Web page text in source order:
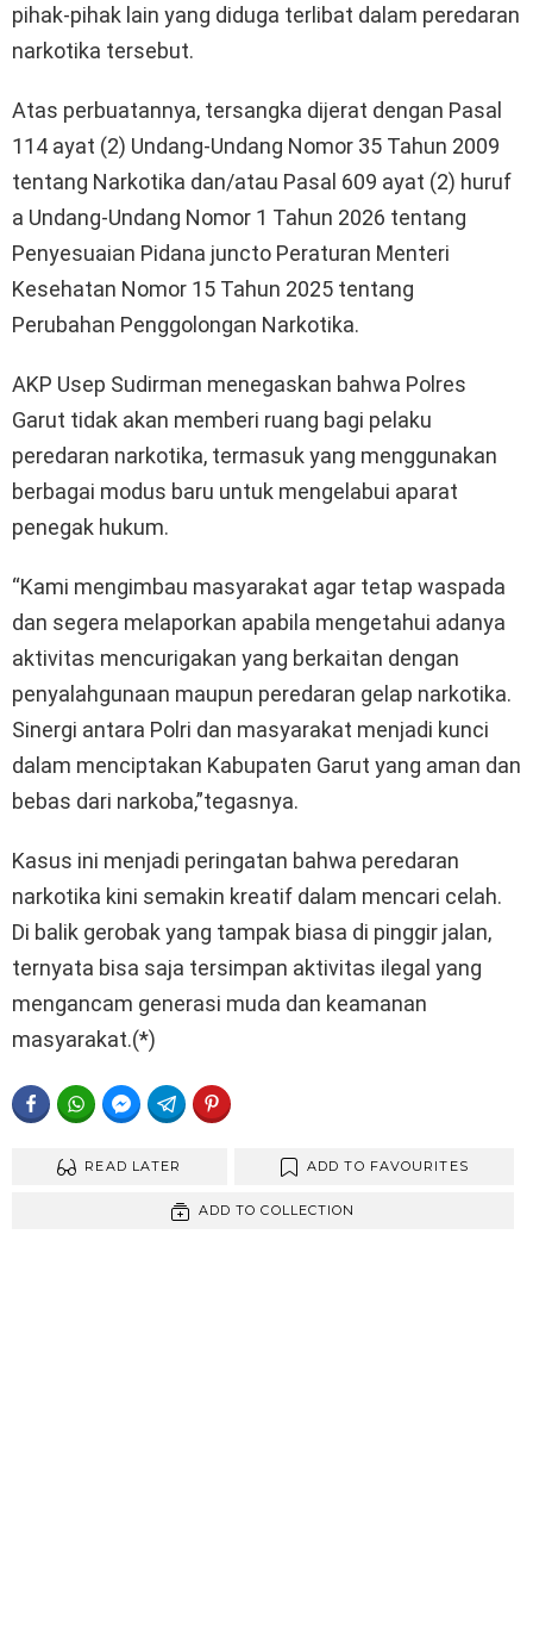
pihak-pihak lain yang diduga terlibat dalam peredaran
narkotika tersebut.
Atas perbuatannya, tersangka dijerat dengan Pasal
114 ayat (2) Undang-Undang Nomor 35 Tahun 2009
tentang Narkotika dan/atau Pasal 609 ayat (2) huruf
a Undang-Undang Nomor 1 Tahun 2026 tentang
Penyesuaian Pidana juncto Peraturan Menteri
Kesehatan Nomor 15 Tahun 2025 tentang
Perubahan Penggolongan Narkotika.
AKP Usep Sudirman menegaskan bahwa Polres
Garut tidak akan memberi ruang bagi pelaku
peredaran narkotika, termasuk yang menggunakan
berbagai modus baru untuk mengelabui aparat
penegak hukum.
“Kami mengimbau masyarakat agar tetap waspada
dan segera melaporkan apabila mengetahui adanya
aktivitas mencurigakan yang berkaitan dengan
penyalahgunaan maupun peredaran gelap narkotika.
Sinergi antara Polri dan masyarakat menjadi kunci
dalam menciptakan Kabupaten Garut yang aman dan
bebas dari narkoba,”tegasnya.
Kasus ini menjadi peringatan bahwa peredaran
narkotika kini semakin kreatif dalam mencari celah.
Di balik gerobak yang tampak biasa di pinggir jalan,
ternyata bisa saja tersimpan aktivitas ilegal yang
mengancam generasi muda dan keamanan
masyarakat.(*)
FACEBOOKWHATSAPPFACEBOOK MESSENGER
TELEGRAM
READ LATER ADD TO FAVOURITES
ADD TO COLLECTION